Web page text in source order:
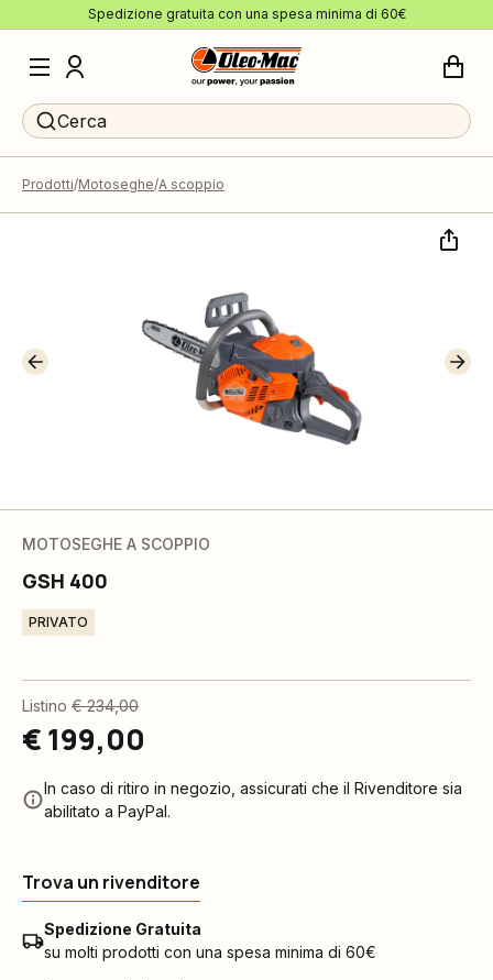
Spedizione gratuita con una spesa minima di 60€
Cerca
Prodotti Motoseghe A scoppio
MOTOSEGHE A SCOPPIO
GSH 400
PRIVATO
Listino € 234,00
€ 199,00
In caso di ritiro in negozio, assicurati che il Rivenditore sia
abilitato a PayPal.
Trova un rivenditore
Spedizione Gratuita
su molti prodotti con una spesa minima di 60€